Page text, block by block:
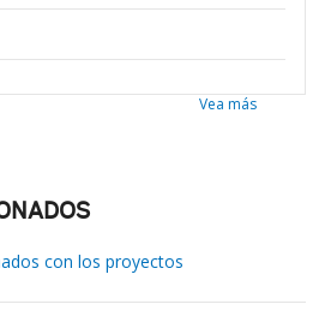
Vea más
con los proyectos